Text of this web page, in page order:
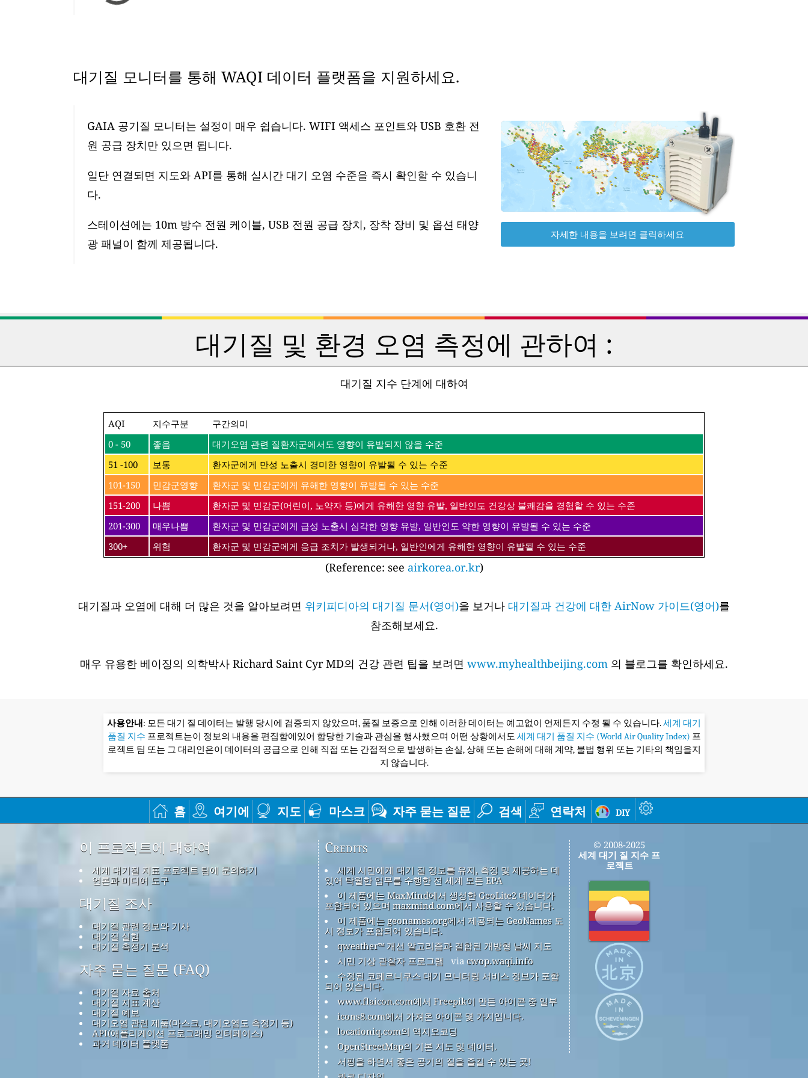
대기질 모니터를 통해 WAQI 데이터 플랫폼을 지원하세요.
GAIA 공기질 모니터는 설정이 매우 쉽습니다. WIFI 액세스 포인트와 USB 호환 전
원 공급 장치만 있으면 됩니다.
일단 연결되면 지도와 API를 통해 실시간 대기 오염 수준을 즉시 확인할 수 있습니
다.
스테이션에는 10m 방수 전원 케이블, USB 전원 공급 장치, 장착 장비 및 옵션 태양
광 패널이 함께 제공됩니다.
자세한 내용을 보려면 클릭하세요
대기질 및 환경 오염 측정에 관하여 :
대기질 지수 단계에 대하여
AQI 지수구분
구간의미
0 - 50
좋음
대기오염 관련 질환자군에서도 영향이 유발되지 않을 수준
51 -100
보통
환자군에게 만성 노출시 경미한 영향이 유발될 수 있는 수준
101-150
민감군영향
환자군 및 민감군에게 유해한 영향이 유발될 수 있는 수준
151-200
나쁨
환자군 및 민감군(어린이, 노약자 등)에게 유해한 영향 유발, 일반인도 건강상 불쾌감을 경험할 수 있는 수준
201-300
매우나쁨
환자군 및 민감군에게 급성 노출시 심각한 영향 유발, 일반인도 약한 영향이 유발될 수 있는 수준
300+
위험 환자군 및 민감군에게 응급 조치가 발생되거나, 일반인에게 유해한 영향이 유발될 수 있는 수준
(Reference: see airkorea.or.kr)
대기질과 오염에 대해 더 많은 것을 알아보려면 위키피디아의 대기질 문서(영어)을 보거나 대기질과 건강에 대한 AirNow 가이드(영어)를
참조해보세요.
매우 유용한 베이징의 의학박사 Richard Saint Cyr MD의 건강 관련 팁을 보려면 www.myhealthbeijing.com 의 블로그를 확인하세요.
사용안내: 모든 대기 질 데이터는 발행 당시에 검증되지 않았으며, 품질 보증으로 인해 이러한 데이터는 예고없이 언제든지 수정 될 수 있습니다.세계 대기
품질 지수 프로젝트는이 정보의 내용을 편집함에있어 합당한 기술과 관심을 행사했으며 어떤 상황에서도 세계 대기 품질 지수 (World Air Quality Index) 프
로젝트 팀 또는 그 대리인은이 데이터의 공급으로 인해 직접 또는 간접적으로 발생하는 손실, 상해 또는 손해에 대해 계약, 불법 행위 또는 기타의 책임을지
지 않습니다.
홈 여기에 지도 마스크 자주 묻는 질문 검색 연락처 diy
이 프로젝트에 대하여
세계 대기질 지표 프로젝트 팀에 문의하기
언론과 미디어 도구
대기질 조사
대기질 관련 정보와 기사
대기질 실험
대기질 측정기 분석
자주 묻는 질문 (FAQ)
대기질 자료 출처
대기질 지표 계산
대기질 예보
대기오염 관련 제품(마스크, 대기오염도 측정기 등)
API(애플리케이션 프로그래밍 인터페이스)
과거 데이터 플랫폼
Credits
세계 시민에게 대기 질 정보를 유지, 측정 및 제공하는 데
있어 탁월한 업무를 수행한 전 세계 모든 EPA
이 제품에는 MaxMind에서 생성한 GeoLite2 데이터가
포함되어 있으며 maxmind.com에서 사용할 수 있습니다.
이 제품에는 geonames.org에서 제공되는 GeoNames 도
시 정보가 포함되어 있습니다.
qweather™ 개선 알고리즘과 결합된 개방형 날씨 지도
시민 기상 관찰자 프로그램
via cwop.waqi.info
수정된 코페르니쿠스 대기 모니터링 서비스 정보가 포함
되어 있습니다.
www.flaicon.com에서 Freepik이 만든 아이콘 중 일부
icons8.com에서 가져온 아이콘 몇 가지입니다.
locationiq.com의 역지오코딩
OpenStreetMap의 기본 지도 및 데이터.
서핑을 하면서 좋은 공기의 질을 즐길 수 있는 곳!
© 2008-2025
세계 대기 질 지수 프
로젝트